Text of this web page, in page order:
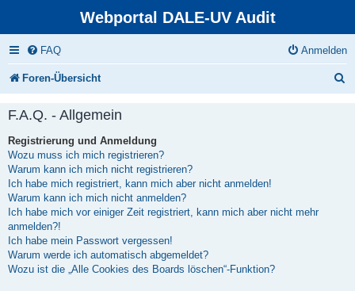
Webportal DALE-UV Audit
FAQ Anmelden
Foren-Übersicht
F.A.Q. - Allgemein
Registrierung und Anmeldung
Wozu muss ich mich registrieren?
Warum kann ich mich nicht registrieren?
Ich habe mich registriert, kann mich aber nicht anmelden!
Warum kann ich mich nicht anmelden?
Ich habe mich vor einiger Zeit registriert, kann mich aber nicht mehr
anmelden?!
Ich habe mein Passwort vergessen!
Warum werde ich automatisch abgemeldet?
Wozu ist die „Alle Cookies des Boards löschen“-Funktion?